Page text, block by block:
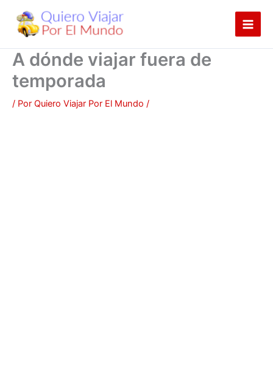
contenido
A dónde viajar fuera de
temporada
/ Por Quiero Viajar Por El Mundo /